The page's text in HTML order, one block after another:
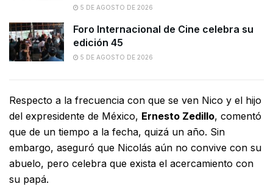
5 DE AGOSTO DE 2026
Foro Internacional de Cine celebra su
edición 45
5 DE AGOSTO DE 2026
Respecto a la frecuencia con que se ven Nico y el hijo
del expresidente de México, Ernesto Zedillo, comentó
que de un tiempo a la fecha, quizá un año. Sin
embargo, aseguró que Nicolás aún no convive con su
abuelo, pero celebra que exista el acercamiento con
su papá.